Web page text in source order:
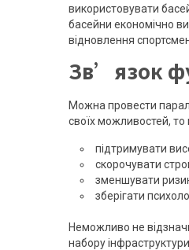
використовувати
басейни економічно
відновлення
Зв’язок
Можна провести
своїх можливостей,
підтримувати
скорочувати
зменшувати
зберігати
Неможливо не
набору